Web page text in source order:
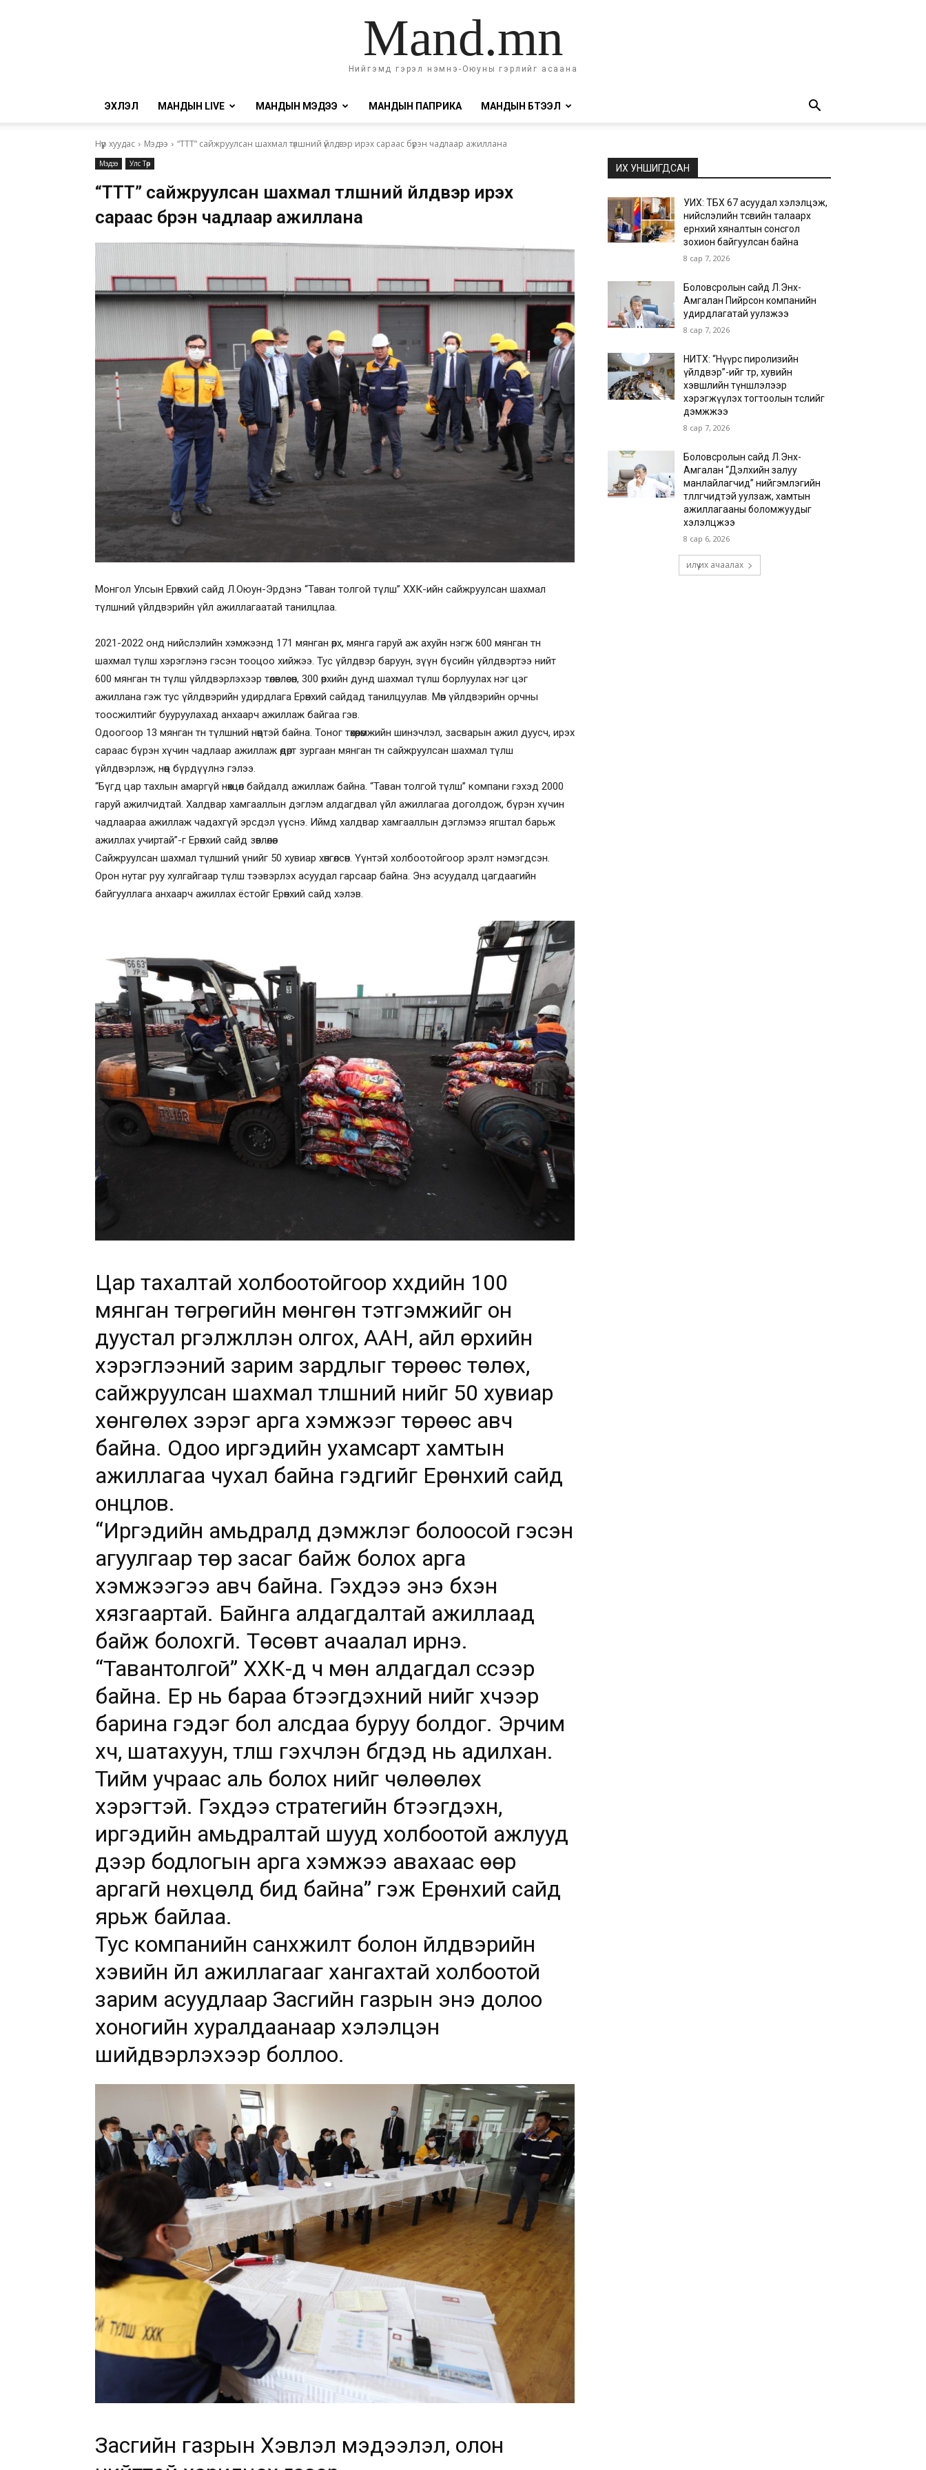
Mand.mn
Нийгэмд гэрэл нэмнэ-Оюуны гэрлийг асаана
ЭХЛЭЛ МАНДЫН LIVE МАНДЫН МЭДЭЭ МАНДЫН ПАПРИКА МАНДЫН БҮТЭЭЛ
Нүүр хуудас Мэдээ “ТТТ” сайжруулсан шахмал түлшний үйлдвэр ирэх сараас бүрэн чадлаар ажиллана
Мэдээ Улс Төр
“ТТТ” сайжруулсан шахмал түлшний үйлдвэр ирэх
сараас бүрэн чадлаар ажиллана
Монгол Улсын Ерөнхий сайд Л.Оюун-Эрдэнэ “Таван толгой түлш” ХХК-ийн сайжруулсан шахмал
түлшний үйлдвэрийн үйл ажиллагаатай танилцлаа.
2021-2022 онд нийслэлийн хэмжээнд 171 мянган өрх, мянга гаруй аж ахуйн нэгж 600 мянган тн
шахмал түлш хэрэглэнэ гэсэн тооцоо хийжээ. Тус үйлдвэр баруун, зүүн бүсийн үйлдвэртээ нийт
600 мянган тн түлш үйлдвэрлэхээр төлөвлөсөн, 300 өрхийн дунд шахмал түлш борлуулах нэг цэг
ажиллана гэж тус үйлдвэрийн удирдлага Ерөнхий сайдад танилцуулав. Мөн үйлдвэрийн орчны
тоосжилтийг бууруулахад анхаарч ажиллаж байгаа гэв.
Одоогоор 13 мянган тн түлшний нөөцтэй байна. Тоног төхөөрөмжийн шинэчлэл, засварын ажил дуусч, ирэх
сараас бүрэн хүчин чадлаар ажиллаж өдөрт зургаан мянган тн сайжруулсан шахмал түлш
үйлдвэрлэж, нөөц бүрдүүлнэ гэлээ.
“Бүгд цар тахлын амаргүй нөхцөл байдалд ажиллаж байна. “Таван толгой түлш” компани гэхэд 2000
гаруй ажилчидтай. Халдвар хамгааллын дэглэм алдагдвал үйл ажиллагаа доголдож, бүрэн хүчин
чадлаараа ажиллаж чадахгүй эрсдэл үүснэ. Иймд халдвар хамгааллын дэглэмээ ягштал барьж
ажиллах учиртай”-г Ерөнхий сайд зөвлөлөө.
Сайжруулсан шахмал түлшний үнийг 50 хувиар хөнгөлсөн. Үүнтэй холбоотойгоор эрэлт нэмэгдсэн.
Орон нутаг руу хулгайгаар түлш тээвэрлэх асуудал гарсаар байна. Энэ асуудалд цагдаагийн
байгууллага анхаарч ажиллах ёстойг Ерөнхий сайд хэлэв.
Цар тахалтай холбоотойгоор хүүхдийн 100
мянган төгрөгийн мөнгөн тэтгэмжийг он
дуустал үргэлжлүүлэн олгох, ААН, айл өрхийн
хэрэглээний зарим зардлыг төрөөс төлөх,
сайжруулсан шахмал түлшний үнийг 50 хувиар
хөнгөлөх зэрэг арга хэмжээг төрөөс авч
байна. Одоо иргэдийн ухамсарт хамтын
ажиллагаа чухал байна гэдгийг Ерөнхий сайд
онцлов.
“Иргэдийн амьдралд дэмжлэг болоосой гэсэн
агуулгаар төр засаг байж болох арга
хэмжээгээ авч байна. Гэхдээ энэ бүхэн
хязгаартай. Байнга алдагдалтай ажиллаад
байж болохгүй. Төсөвт ачаалал ирнэ.
“Тавантолгой” ХХК-д ч мөн алдагдал үүссээр
байна. Ер нь бараа бүтээгдэхүүний үнийг хүчээр
барина гэдэг бол алсдаа буруу болдог. Эрчим
хүч, шатахуун, түлш гэхчлэн бүгдэд нь адилхан.
Тийм учраас аль болох үнийг чөлөөлөх
хэрэгтэй. Гэхдээ стратегийн бүтээгдэхүүн,
иргэдийн амьдралтай шууд холбоотой ажлууд
дээр бодлогын арга хэмжээ авахаас өөр
аргагүй нөхцөлд бид байна” гэж Ерөнхий сайд
ярьж байлаа.
Тус компанийн санхүүжилт болон үйлдвэрийн
хэвийн үйл ажиллагааг хангахтай холбоотой
зарим асуудлаар Засгийн газрын энэ долоо
хоногийн хуралдаанаар хэлэлцэн
шийдвэрлэхээр боллоо.
Засгийн газрын Хэвлэл мэдээлэл, олон
ИХ УНШИГДСАН
УИХ: ТБХ 67 асуудал хэлэлцэж,
нийслэлийн төсвийн талаарх
ерөнхий хяналтын сонсгол
зохион байгуулсан байна
8 сар 7, 2026
Боловсролын сайд Л.Энх-
Амгалан Пийрсон компанийн
удирдлагатай уулзжээ
8 сар 7, 2026
НИТХ: “Нүүрс пиролизийн
үйлдвэр”-ийг төр, хувийн
хэвшлийн түншлэлээр
хэрэгжүүлэх тогтоолын төслийг
дэмжжээ
8 сар 7, 2026
Боловсролын сайд Л.Энх-
Амгалан “Дэлхийн залуу
манлайлагчид” нийгэмлэгийн
төлөөлөгчидтэй уулзаж, хамтын
ажиллагааны боломжуудыг
хэлэлцжээ
8 сар 6, 2026
илүү их ачаалах